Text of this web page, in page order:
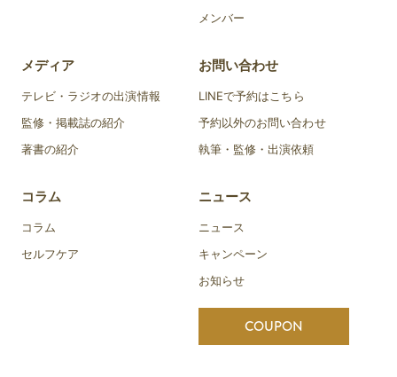
メンバー
メディア
テレビ・ラジオの出演情報
監修・掲載誌の紹介
著書の紹介
コラム
コラム
セルフケア
お問い合わせ
LINEで予約はこちら
予約以外のお問い合わせ
執筆・監修・出演依頼
ニュース
ニュース
キャンペーン
お知らせ
COUPON